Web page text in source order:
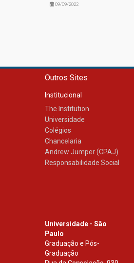
09/09/2022
Outros Sites
Institucional
The Institution
Universidade
Colégios
Chancelaria
Andrew Jumper (CPAJ)
Responsabilidade Social
Universidade - São
Paulo
Graduação e Pós-
Graduação